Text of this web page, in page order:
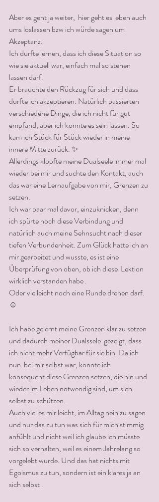
Aber es geht ja weiter,  hier geht es  eben auch
ums loslassen bzw ich würde sagen um
Akzeptanz.
Ich durfte lernen, dass ich diese Situation so
wie sie aktuell war, einfach mal so stehen
lassen darf.
Er brauchte den Rückzug für sich und dass
durfte ich akzeptieren. Natürlich passierten
verschiedene Dinge, die ich nicht für gut
empfand, aber ich konnte es sein lassen. So
kam ich Stück für Stück wieder in meine
innere Mitte zurück. ✨
Allerdings klopfte meine Dualseele immer mal
wieder bei mir und suchte den Kontakt, auch
das war eine Lernaufgabe von mir, Grenzen zu
setzen.
Ich war paar mal davor, einzuknicken, denn
ich spürte noch diese Verbindung und
natürlich auch meine Sehnsucht nach dieser
tiefen Verbundenheit. Zum Glück hatte ich an
mir gearbeitet und wusste, es ist eine
Überprüfung von oben, ob ich diese  Lektion
wirklich verstanden habe .
Oder vielleicht noch eine Runde drehen darf.
☺️
Ich habe gelernt meine Grenzen klar zu setzen
und dadurch meiner Dualssele  gezeigt, dass
ich nicht mehr Verfügbar für sie bin. Da ich
nun  bei mir selbst war, konnte ich
konsequent diese Grenzen setzen, die hin und
wieder im Leben notwendig sind, um sich
selbst zu schützen.
Auch viel es mir leicht, im Alltag nein zu sagen
und nur das zu tun was sich für mich stimmig
anfühlt und nicht weil ich glaube ich müsste
sich so verhalten, weil es einem Jahrelang so
vorgelebt wurde. Und das hat nichts mit
Egoismus zu tun, sondern ist ein klares ja an
sich selbst .